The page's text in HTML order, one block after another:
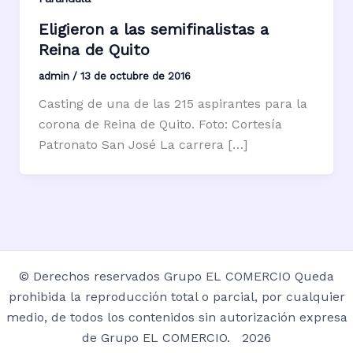
Eligieron a las semifinalistas a
Reina de Quito
admin / 13 de octubre de 2016
Casting de una de las 215 aspirantes para la
corona de Reina de Quito. Foto: Cortesía
Patronato San José La carrera […]
© Derechos reservados Grupo EL COMERCIO Queda
prohibida la reproducción total o parcial, por cualquier
medio, de todos los contenidos sin autorización expresa
de Grupo EL COMERCIO. 2026